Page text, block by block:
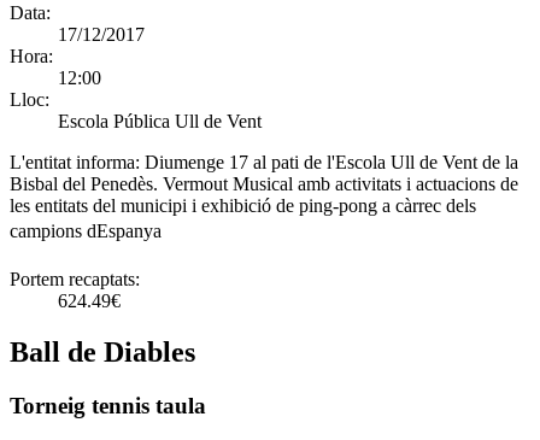
Data:
17/12/2017
Hora:
12:00
Lloc:
Escola Pública Ull de Vent
L'entitat informa: Diumenge 17 al pati de l'Escola Ull de Vent de la
Bisbal del Penedès. Vermout Musical amb activitats i actuacions de
les entitats del municipi i exhibició de ping-pong a càrrec dels
campions dEspanya
Portem recaptats:
624.49€
Ball de Diables
Torneig tennis taula